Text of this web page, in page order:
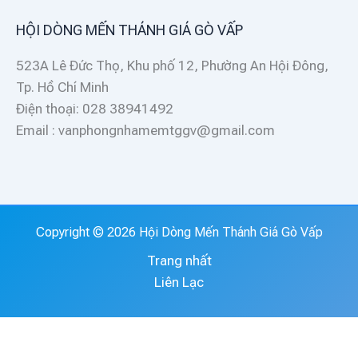
HỘI DÒNG MẾN THÁNH GIÁ GÒ VẤP
523A Lê Đức Thọ, Khu phố 12, Phường An Hội Đông,
Tp. Hồ Chí Minh
Điện thoại: 028 38941492
Email : vanphongnhamemtggv@gmail.com
Copyright © 2026 Hội Dòng Mến Thánh Giá Gò Vấp
Trang nhất
Liên Lạc